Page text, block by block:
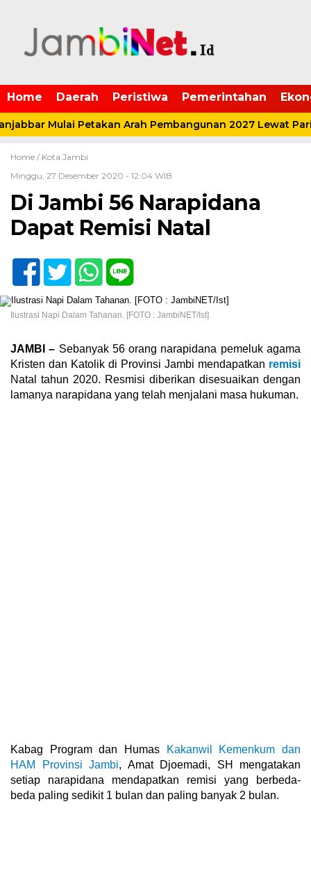
Home Daerah Peristiwa Pemerintahan
Mulai Petakan Arah Pembangunan 2027 Lewat
Home / Kota Jambi
Minggu, 27 Desember 2020 - 12:04 WIB
Di Jambi 56 Narapidana
Dapat Remisi Natal
Ilustrasi Napi Dalam Tahanan. [FOTO : JambiNET/Ist]
JAMBI – Sebanyak 56 orang narapidana pemeluk agama
Kristen dan Katolik di Provinsi Jambi mendapatkan remisi
Natal tahun 2020. Resmisi diberikan disesuaikan dengan
lamanya narapidana yang telah menjalani masa hukuman.
Kabag Program dan Humas
Kakanwil Kemenkum dan
HAM Provinsi Jambi, Amat Djoemadi, SH mengatakan
setiap narapidana mendapatkan remisi yang berbeda-
beda paling sedikit 1 bulan dan paling banyak 2 bulan.